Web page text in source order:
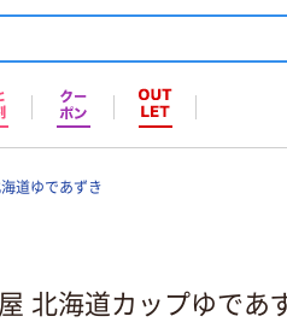
道ゆであずき
北海道カップゆであ